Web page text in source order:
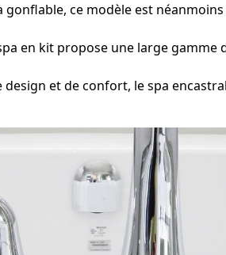
ce modèle est
en kit propose une large gamme
et de confort, le spa